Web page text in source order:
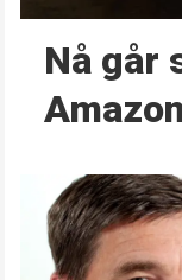
Nå går